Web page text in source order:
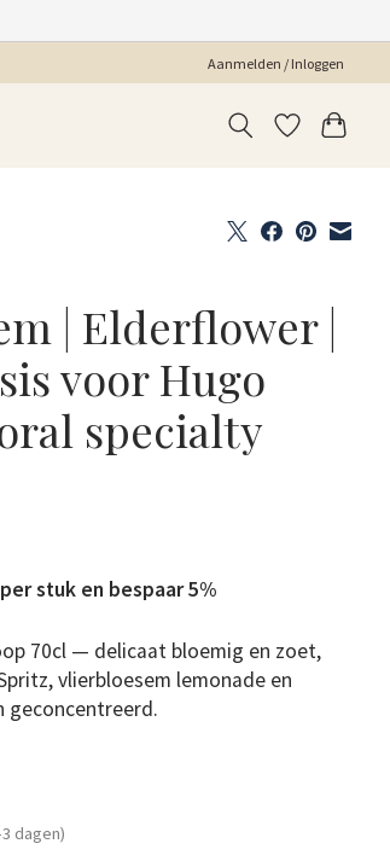
Aanmelden / Inloggen
| Elderflower |
voor Hugo
specialty
stuk en bespaar 5%
70cl — delicaat bloemig en zoet,
vlierbloesem lemonade en
geconcentreerd.
is
dagen)